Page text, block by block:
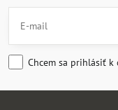
Chcem sa prihlásiť